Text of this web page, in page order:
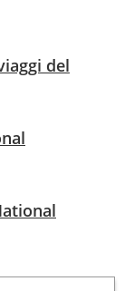
del